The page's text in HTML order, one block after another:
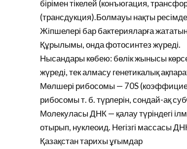
бірімен тікелей (конъюгация,
(трансдукция).Болмауы нақты
Жіпшелері бар бактерияларға
Құрылымы, онда фотосинтез жүреді.
Нысандары көбею: бөлік жынысы
жүреді, тек алмасу генетикалық
Мөлшері рибосомы — 70S
рибосомы т. б. түрлерін, сондай-ақ
Молекуласы ДНК — қалау түріндегі
отырып, нуклеоид. Негізгі массасы
Қазақстан тарихы ұғымдар